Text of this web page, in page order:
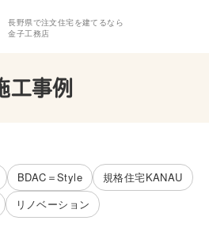
長野県で注文住宅を建てるなら
金子工務店
工事例
BDAC＝Style
規格住宅KANAU
リノベーション